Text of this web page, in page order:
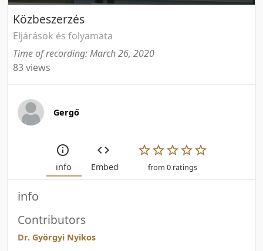
Közbeszerzés
Eljárások és folyamata
Time of recording: March 26, 2020
83 views
Gergő
info Embed from 0 ratings
info
Contributors
Dr. Györgyi Nyikos